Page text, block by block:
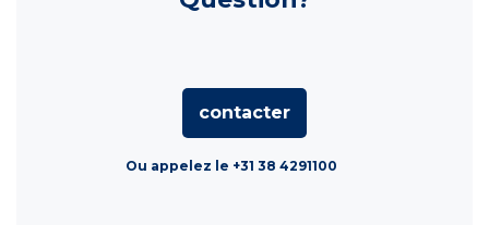
contacter
Ou appelez le +31 38 4291100